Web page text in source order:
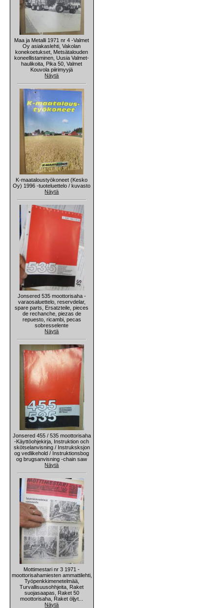
Maa ja Metalli 1971 nr 4 -Valmet
Oy asiakaslehti, Vakolan
konekoetukset, Metsätalouden
koneellistaminen, Uusia Valmet-
haulikoita, Pika 50, Valmet
Kouvola piirimyyjä
Näytä
K-maataloustyökoneet (Kesko
Oy) 1996 -tuoteluettelo / kuvasto
Näytä
Jonsered 535 moottorisaha -
varaosaluettelo, reservdelar,
spare parts, Ersatzteile, pieces
de rechanche, piezas de
repuesto, ricambi, pecas
sobresselente
Näytä
Jonsered 455 / 535 moottorisaha
-Käyttöohjekirja, Instruktion och
skötselanvisning / Instruksksjon
og vedlikehold / Instruktionsbog
og brugsanvisning -chain saw
Näytä
Mottimestari nr 3 1971 -
moottorisahamiesten ammattilehti,
Työpenkkimenetelmää,
Turvallisuusohhjeita, Raket
suojasaapas, Raket 50
moottorisaha, Raket öljyt...
Näytä